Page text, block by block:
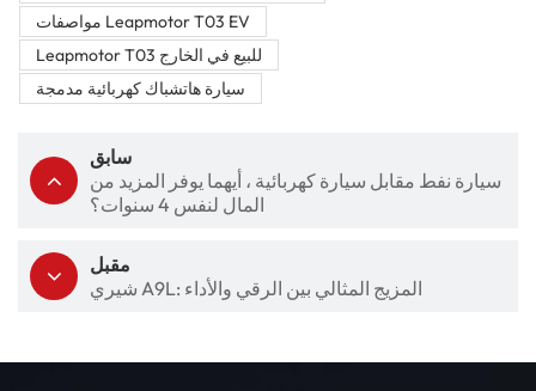
مواصفات Leapmotor T03 EV
Leapmotor T03 للبيع في الخارج
سيارة هاتشباك كهربائية مدمجة
سابق
سيارة نفط مقابل سيارة كهربائية ، أيهما يوفر المزيد من
المال لنفس 4 سنوات؟
مقبل
شيري A9L: المزيج المثالي بين الرقي والأداء